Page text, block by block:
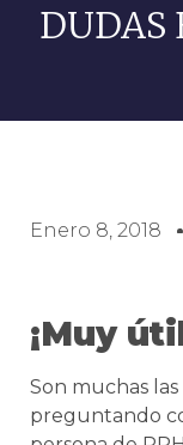
DUDAS
Enero 8, 2018
¡Muy
Son muchas
preguntando